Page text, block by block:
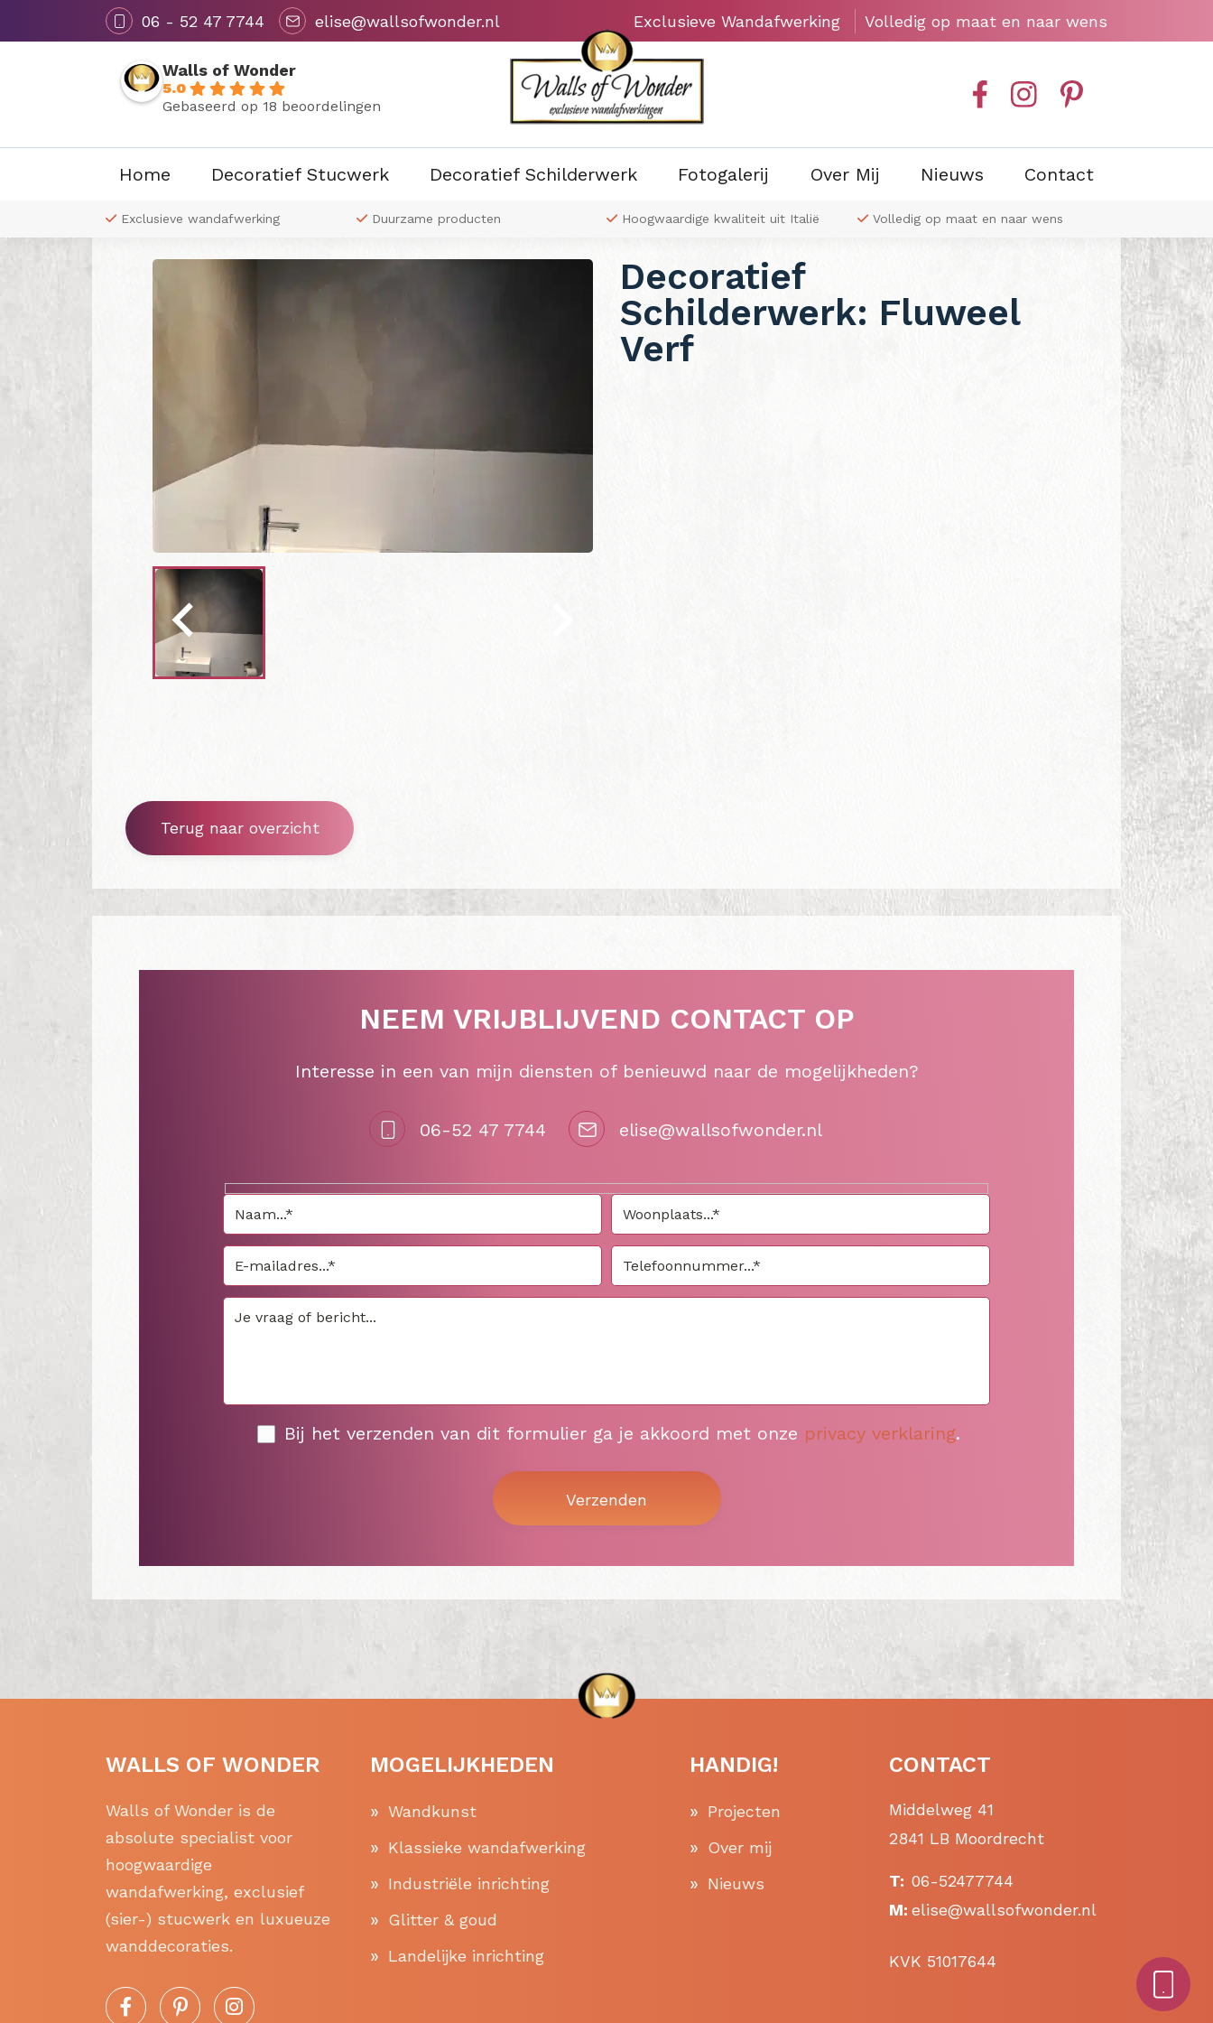
06 - 52 47 7744 elise@wallsofwonder.nl Exclusieve Wandafwerking Volledig op maat en naar wens
Walls of Wonder
5.0
Gebaseerd op 18 beoordelingen
Home Decoratief Stucwerk Decoratief Schilderwerk Fotogalerij Over Mij Nieuws Contact
Exclusieve wandafwerking Duurzame producten Hoogwaardige kwaliteit uit Italië Volledig op maat en naar wens
Terug naar overzicht
Decoratief
Schilderwerk: Fluweel
Verf
Terug naar overzicht
NEEM VRIJBLIJVEND CONTACT OP
Interesse in een van mijn diensten of benieuwd naar de mogelijkheden?
06-52 47 7744 elise@wallsofwonder.nl
Bij het verzenden van dit formulier ga je akkoord met onze privacy verklaring.
WALLS OF WONDER
Walls of Wonder is de
absolute specialist voor
hoogwaardige
wandafwerking, exclusief
(sier-) stucwerk en luxueuze
wanddecoraties.
MOGELIJKHEDEN
Wandkunst
Klassieke wandafwerking
Industriële inrichting
Glitter & goud
Landelijke inrichting
HANDIG!
Projecten
Over mij
Nieuws
CONTACT
Middelweg 41
2841 LB Moordrecht
T: 06-52477744
M: elise@wallsofwonder.nl
KVK 51017644